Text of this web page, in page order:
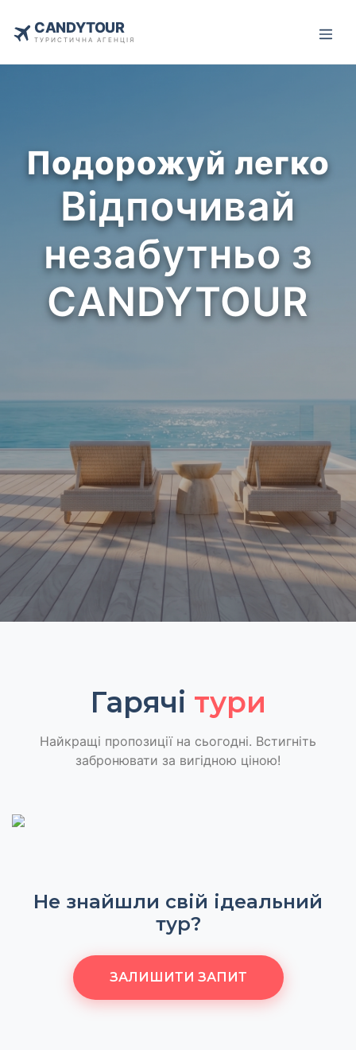
CANDYTOUR
ТУРИСТИЧНА АГЕНЦІЯ
Подорожуй легко
Відпочивай
незабутньо з
CANDYTOUR
Гарячі тури
Найкращі пропозиції на сьогодні. Встигніть
забронювати за вигідною ціною!
Не знайшли свій ідеальний
тур?
ЗАЛИШИТИ ЗАПИТ